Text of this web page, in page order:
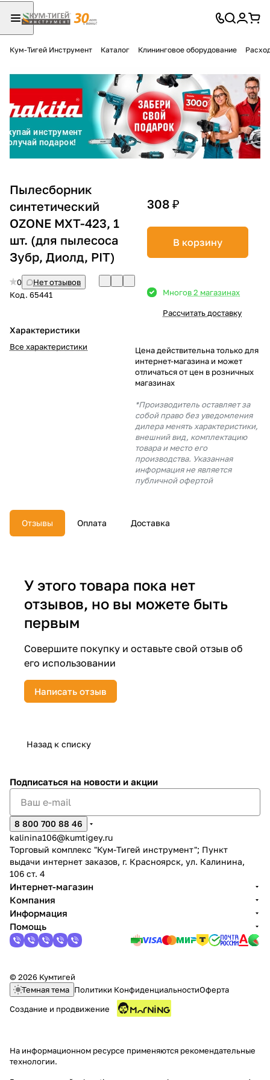
Кум-Тигей Инструмент Каталог Клининговое оборудование
Пылесборник
синтетический
OZONE MXT-423, 1
шт. (для пылесоса
Зубр, Диолд, PIT)
0
Нет отзывов
Код. 65441
Характеристики
Все характеристики
308 ₽
В корзину
Многов 2 магазинах
Рассчитать доставку
Цена действительна только для
интернет-магазина и может
отличаться от цен в розничных
магазинах
*Производитель оставляет за
собой право без уведомления
дилера менять характеристики,
внешний вид, комплектацию
товара и место его
производства. Указанная
информация не является
публичной офертой
Отзывы Оплата Доставка
У этого товара пока нет
отзывов, но вы можете быть
первым
Совершите покупку и оставьте свой отзыв об
его использовании
Написать отзыв
Назад к списку
Подписаться на новости и акции
8 800 700 88 46
kalinina106@kumtigey.ru
Торговый комплекс "Кум-Тигей инструмент"; Пункт
выдачи интернет заказов, г. Красноярск, ул. Калинина,
106 ст. 4
Интернет-магазин
Компания
Информация
Помощь
© 2026 Кумтигей
Темная тема Политики КонфиденциальностиОферта
Создание и продвижение
На информационном ресурсе применяются рекомендательные
технологии.
Разбейте
оплатуна части
без переплат
График платежей
Сегодня
%
Добавляйте товары
Оплачивайте сегодня только
% картой любого банка
выбранный способом
% будут
с вашей карты
каждые 2 недели
Подробнее
раз в 2
недели
plait.ru